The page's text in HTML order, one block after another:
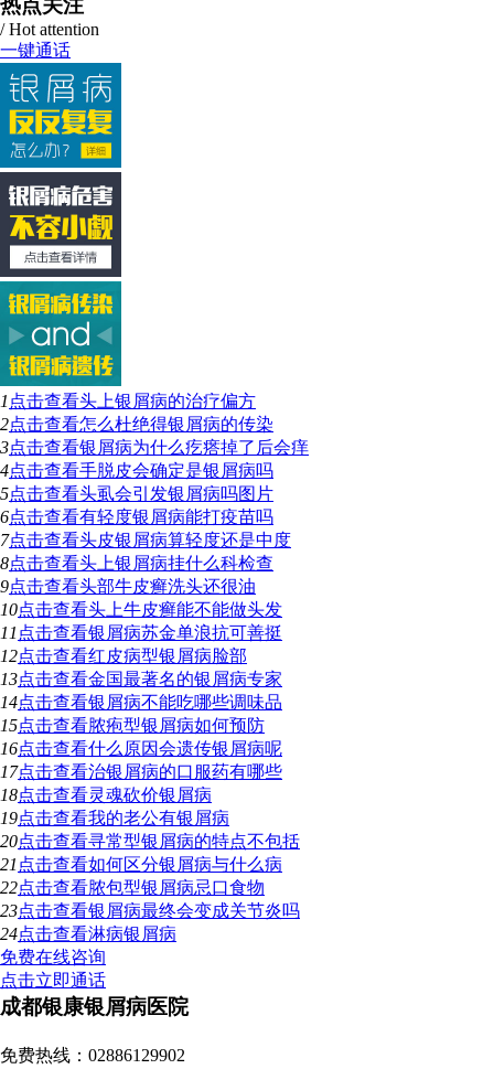
热点关注
/ Hot attention
一键通话
1 点击查看头上银屑病的治疗偏方
2点击查看怎么杜绝得银屑病的传染
3点击查看银屑病为什么疙瘩掉了后会痒
4点击查看手脱皮会确定是银屑病吗
5点击查看头虱会引发银屑病吗图片
6点击查看有轻度银屑病能打疫苗吗
7点击查看头皮银屑病算轻度还是中度
8点击查看头上银屑病挂什么科检查
9点击查看头部牛皮癣洗头还很油
10点击查看头上牛皮癣能不能做头发
11 点击查看银屑病苏金单浪抗可善挺
12点击查看红皮病型银屑病脸部
13点击查看金国最著名的银屑病专家
14点击查看银屑病不能吃哪些调味品
15点击查看脓疱型银屑病如何预防
16点击查看什么原因会遗传银屑病呢
17点击查看治银屑病的口服药有哪些
18点击查看灵魂砍价银屑病
19点击查看我的老公有银屑病
20点击查看寻常型银屑病的特点不包括
21 点击查看如何区分银屑病与什么病
22点击查看脓包型银屑病忌口食物
23点击查看银屑病最终会变成关节炎吗
24点击查看淋病银屑病
免费在线咨询
点击立即通话
成都银康银屑病医院
免费热线：02886129902